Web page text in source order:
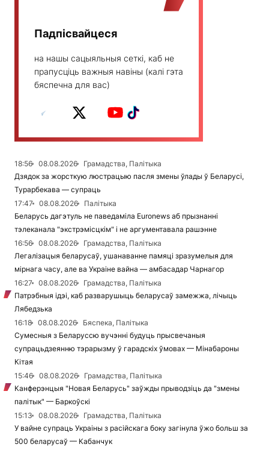
Падпісвайцеся
на нашы сацыяльныя сеткі, каб не
прапусціць важныя навіны (калі гэта
бяспечна для вас)
18:56 08.08.2026
Грамадства, Палітыка
Дзядок за жорсткую люстрацыю пасля змены ўлады ў Беларусі,
Турарбекава — супраць
17:47
08.08.2026
Палітыка
Беларусь дагэтуль не паведаміла Euronews аб прызнанні
тэлеканала "экстрэмісцкім" і не аргументавала рашэнне
16:56
08.08.2026
Грамадства, Палітыка
Легалізацыя беларусаў, ушанаванне памяці зразумелыя для
мірнага часу, але ва Украіне вайна — амбасадар Чарнагор
16:27
08.08.2026
Грамадства, Палітыка
Патрэбныя ідэі, каб разварушыць беларусаў замежжа, лічыць
Лябедзька
16:18
08.08.2026
Бяспека, Палітыка
Сумесныя з Беларуссю вучэнні будуць прысвечаныя
супрацьдзеянню тэрарызму ў гарадскіх ўмовах — Мінабароны
Кітая
15:46
08.08.2026
Грамадства, Палітыка
Канферэнцыя "Новая Беларусь" заўжды прыводзіць да "змены
палітык" — Баркоўскі
15:13
08.08.2026
Грамадства, Палітыка
У вайне супраць Украіны з расійскага боку загінула ўжо больш за
500 беларусаў — Кабанчук